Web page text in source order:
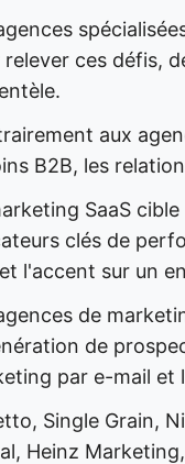
relever ces défis,
aux
B2B, les
SaaS
clés de
l'accent sur un
de
de
par e-mail et
Single Grain,
Heinz